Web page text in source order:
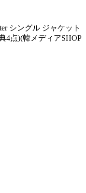
シングル ジャケット
4点)(韓メディアSHOP